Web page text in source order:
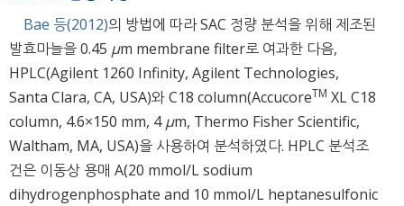
Bae 등(2012)의 방법에 따라 SAC 정량 분석을 위해 제조된
발효마늘을 0.45 μm membrane filter로 여과한 다음,
HPLC(Agilent 1260 Infinity, Agilent Technologies,
Santa Clara, CA, USA)와 C18 column(AccucoreTM XL C18
column, 4.6×150 mm, 4μm, Thermo Fisher Scientific,
Waltham, MA, USA)을 사용하여 분석하였다. HPLC 분석조
건은 이동상 용매 A(20 mmol/L sodium
dihydrogenphosphate and 10 mmol/L heptanesulfonic